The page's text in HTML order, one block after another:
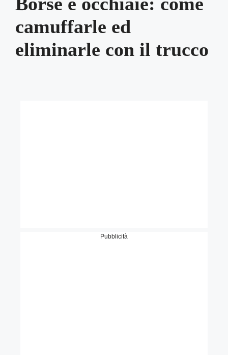
camuffarle ed
eliminarle con il trucco
Pubblicità